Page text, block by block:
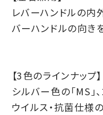
レバーハンドルの内
バーハンドルの向き
【3色のラインナップ】
シルバー色の「MS」
ウイルス・抗菌仕様